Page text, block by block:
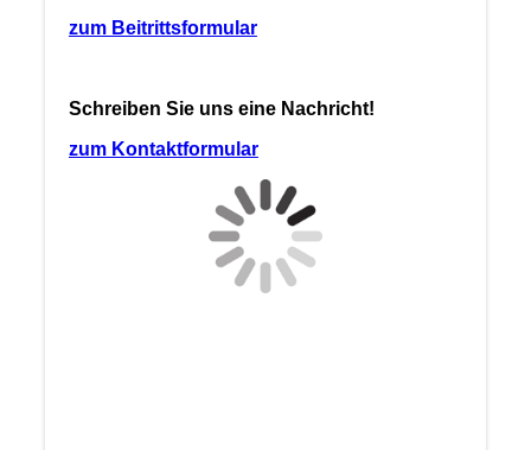
zum Beitrittsformular
Schreiben Sie uns eine Nachricht!
zum Kontaktformular